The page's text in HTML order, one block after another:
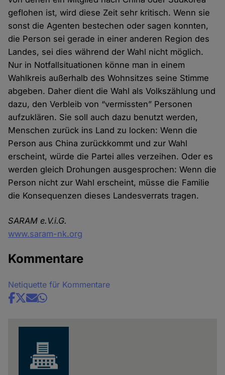
geflohen ist, wird diese Zeit sehr kritisch. Wenn sie
sonst die Agenten bestechen oder sagen konnten,
die Person sei gerade in einer anderen Region des
Landes, sei dies während der Wahl nicht möglich.
Nur in Notfallsituationen könne man in einem
Wahlkreis außerhalb des Wohnsitzes seine Stimme
abgeben. Daher dient die Wahl als Volkszählung und
dazu, den Verbleib von “vermissten” Personen
aufzuklären. Sie soll auch dazu benutzt werden,
Menschen zurück ins Land zu locken: Wenn die
Person aus China zurückkommt und zur Wahl
erscheint, würde die Partei alles verzeihen. Oder es
werden gleich Drohungen ausgesprochen: Wenn die
Person nicht zur Wahl erscheint, müsse die Familie
die Konsequenzen dieses Landesverrats tragen.
SARAM e.V.i.G.
www.saram-nk.org
Kommentare
Netiquette für Kommentare
Share